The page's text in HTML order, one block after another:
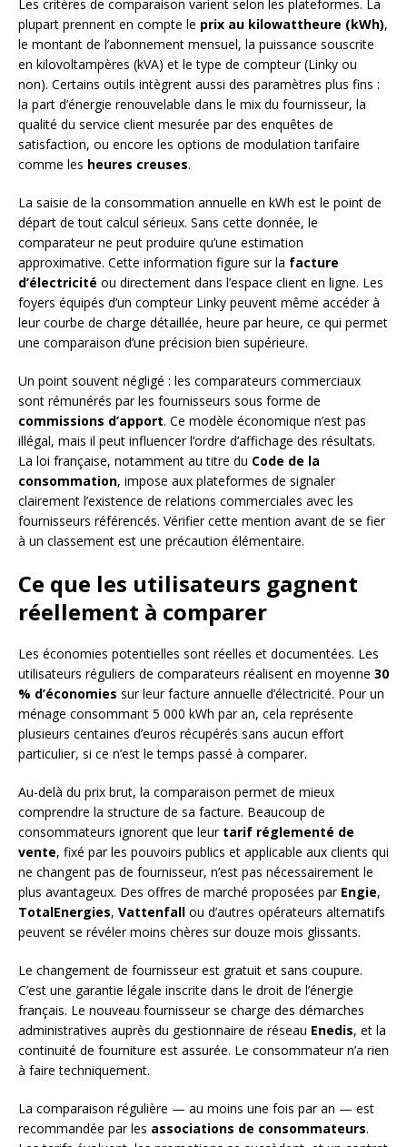
Les critères de comparaison varient selon les plateformes. La
plupart prennent en compte le prix au kilowattheure (kWh),
le montant de l’abonnement mensuel, la puissance souscrite
en kilovoltampères (kVA) et le type de compteur (Linky ou
non). Certains outils intègrent aussi des paramètres plus fins :
la part d’énergie renouvelable dans le mix du fournisseur, la
qualité du service client mesurée par des enquêtes de
satisfaction, ou encore les options de modulation tarifaire
comme les heures creuses.
La saisie de la consommation annuelle en kWh est le point de
départ de tout calcul sérieux. Sans cette donnée, le
comparateur ne peut produire qu’une estimation
approximative. Cette information figure sur la facture
d’électricité ou directement dans l’espace client en ligne. Les
foyers équipés d’un compteur Linky peuvent même accéder à
leur courbe de charge détaillée, heure par heure, ce qui permet
une comparaison d’une précision bien supérieure.
Un point souvent négligé : les comparateurs commerciaux
sont rémunérés par les fournisseurs sous forme de
commissions d’apport. Ce modèle économique n’est pas
illégal, mais il peut influencer l’ordre d’affichage des résultats.
La loi française, notamment au titre du Code de la
consommation, impose aux plateformes de signaler
clairement l’existence de relations commerciales avec les
fournisseurs référencés. Vérifier cette mention avant de se fier
à un classement est une précaution élémentaire.
Ce que les utilisateurs gagnent
réellement à comparer
Les économies potentielles sont réelles et documentées. Les
utilisateurs réguliers de comparateurs réalisent en moyenne 30
% d’économies sur leur facture annuelle d’électricité. Pour un
ménage consommant 5 000 kWh par an, cela représente
plusieurs centaines d’euros récupérés sans aucun effort
particulier, si ce n’est le temps passé à comparer.
Au-delà du prix brut, la comparaison permet de mieux
comprendre la structure de sa facture. Beaucoup de
consommateurs ignorent que leur tarif réglementé de
vente, fixé par les pouvoirs publics et applicable aux clients qui
ne changent pas de fournisseur, n’est pas nécessairement le
plus avantageux. Des offres de marché proposées par Engie,
TotalEnergies, Vattenfall ou d’autres opérateurs alternatifs
peuvent se révéler moins chères sur douze mois glissants.
Le changement de fournisseur est gratuit et sans coupure.
C’est une garantie légale inscrite dans le droit de l’énergie
français. Le nouveau fournisseur se charge des démarches
administratives auprès du gestionnaire de réseau Enedis, et la
continuité de fourniture est assurée. Le consommateur n’a rien
à faire techniquement.
La comparaison régulière — au moins une fois par an — est
recommandée par les associations de consommateurs.